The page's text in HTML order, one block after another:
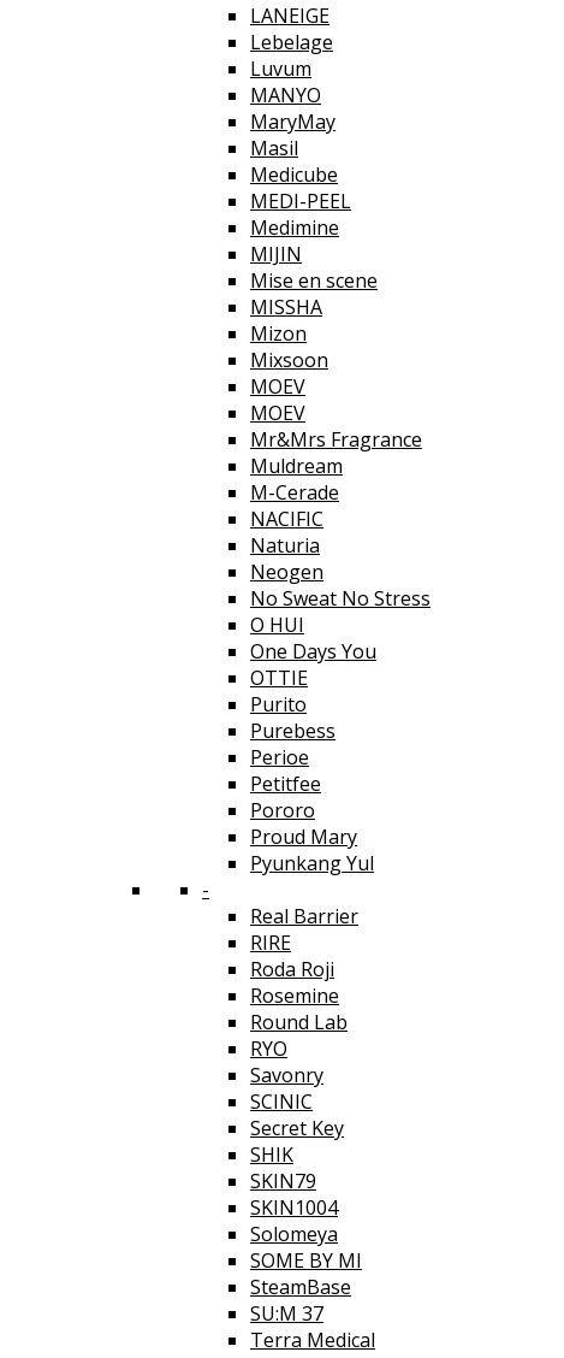
LANEIGE
Lebelage
Luvum
MANYO
MaryMay
Masil
Medicube
MEDI-PEEL
Medimine
MIJIN
Mise en scene
MISSHA
Mizon
Mixsoon
MOEV
MOEV
Mr&Mrs Fragrance
Muldream
M-Cerade
NACIFIC
Naturia
Neogen
No Sweat No Stress
O HUI
One Days You
OTTIE
Purito
Purebess
Perioe
Petitfee
Pororo
Proud Mary
Pyunkang Yul
-
Real Barrier
RIRE
Roda Roji
Rosemine
Round Lab
RYO
Savonry
SCINIC
Secret Key
SHIK
SKIN79
SKIN1004
Solomeya
SOME BY MI
SteamBase
SU:M 37
Terra Medical